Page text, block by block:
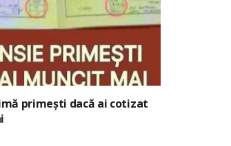
primești dacă ai cotizat